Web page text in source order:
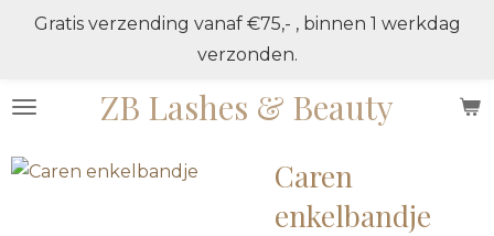
de
ZB Lashes & Beauty
Gratis verzending vanaf €75,- , binnen 1 werkdag
verzonden.
Caren
enkelbandje